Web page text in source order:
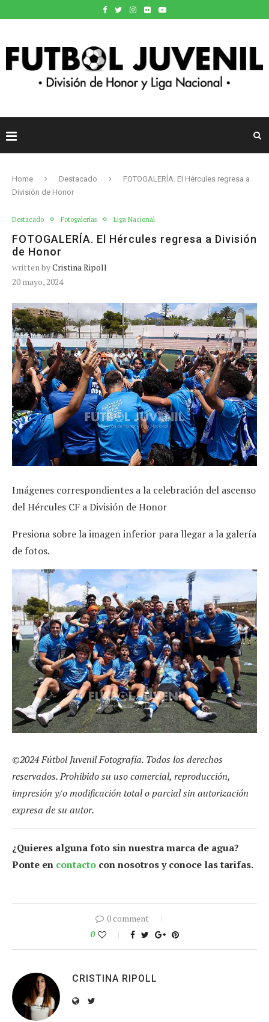
Home Destacado
FOTOGALERÍA. El Hércules regresa a
División de Honor
Destacado Fotogalerías Liga Nacional
FOTOGALERÍA. El Hércules regresa a División
de Honor
written byCristina Ripoll
20 mayo, 2024
Imágenes correspondientes a la celebración del ascenso
del Hércules CF a División de Honor
Presiona sobre la imagen inferior para llegar a la galería
de fotos.
©2024 Fútbol Juvenil Fotografía. Todos los derechos
reservados. Prohibido su uso comercial, reproducción,
impresión y/o modificación total o parcial sin autorización
expresa de su autor.
¿Quieres alguna foto sin nuestra marca de agua?
Ponte en contacto con nosotros y conoce las tarifas.
0 comment
0
CRISTINA RIPOLL